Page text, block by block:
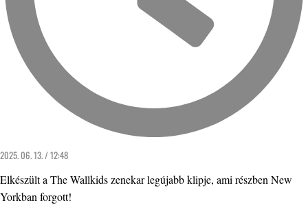
2025. 06. 13. / 12:48
Elkészült a The Wallkids zenekar legújabb klipje, ami részben New
Yorkban forgott!